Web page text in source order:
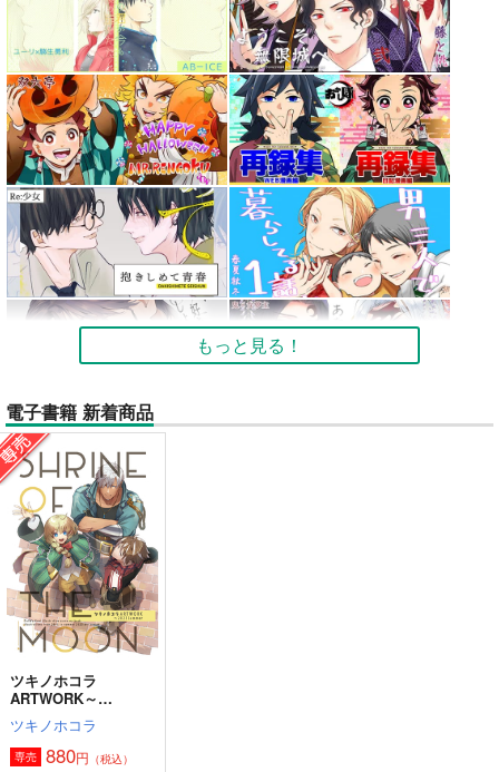
もっと見る！
電子書籍 新着商品
ツキノホコラ
ARTWORK～
2023Summer
ツキノホコラ
専売 880円 （税込）